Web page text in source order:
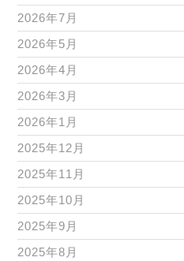
2026年7月
2026年5月
2026年4月
2026年3月
2026年1月
2025年12月
2025年11月
2025年10月
2025年9月
2025年8月